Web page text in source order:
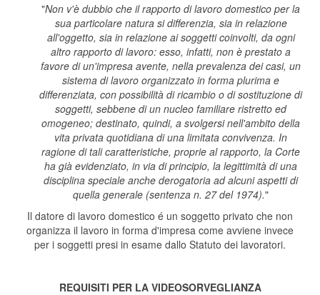
"Non v'è dubbio che il rapporto di lavoro domestico per la
sua particolare natura si differenzia, sia in relazione
all'oggetto, sia in relazione ai soggetti coinvolti, da ogni
altro rapporto di lavoro: esso, infatti, non è prestato a
favore di un'impresa avente, nella prevalenza dei casi, un
sistema di lavoro organizzato in forma plurima e
differenziata, con possibilità di ricambio o di sostituzione di
soggetti, sebbene di un nucleo familiare ristretto ed
omogeneo; destinato, quindi, a svolgersi nell'ambito della
vita privata quotidiana di una limitata convivenza. In
ragione di tali caratteristiche, proprie al rapporto, la Corte
ha già evidenziato, in via di principio, la legittimità di una
disciplina speciale anche derogatoria ad alcuni aspetti di
quella generale (sentenza n. 27 del 1974)."
Il datore di lavoro domestico é un soggetto privato che non
organizza il lavoro in forma d'impresa come avviene invece
per i soggetti presi in esame dallo Statuto dei lavoratori.
REQUISITI PER LA VIDEOSORVEGLIANZA